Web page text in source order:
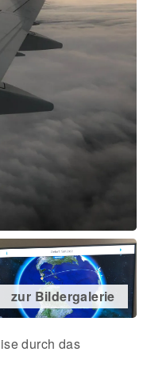
zur Bildergalerie
durch das